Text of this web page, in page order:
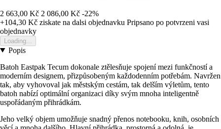
2 663,00 Kč 2 086,00 Kč -22%
+104,30 Kč ziskate na dalsi objednavku Pripsano po potvrzeni vasi
objednavky
Loading...
Popis
Batoh Eastpak Tecum dokonale ztělesňuje spojení mezi funkčností a
moderním designem, přizpůsobeným každodenním potřebám. Navržen
tak, aby vyhovoval jak městským cestám, tak delším výletům, tento
batoh nabízí optimální organizaci díky svým mnoha inteligentně
uspořádaným přihrádkám.
Jeho velký objem umožňuje snadný přenos notebooku, knih, osobních